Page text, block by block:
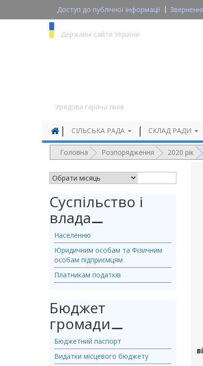
Доступ до публічної інформації
Державні сайти України
Урядова гаряча лінія
СІЛЬСЬКА РАДА СКЛАД РАДИ
Головна Розпорядження 2020 рік
АРХІВ НОВИН
Суспільство і
влада⚊
Населенню
Юридичним особам та Фізичним
особам підприємцям
Платникам податків
Бюджет
громади⚊
Бюджетний паспорт
Видатки місцевого бюджету